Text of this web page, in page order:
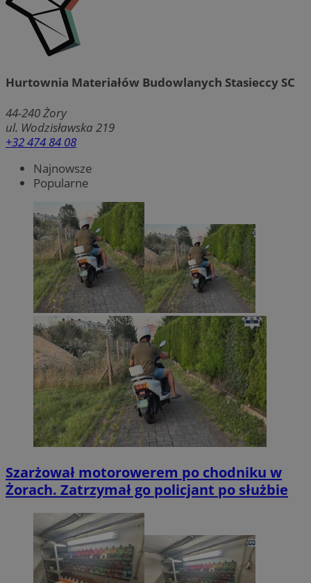
Hurtownia Materiałów Budowlanych Stasieccy SC
44-240Żory
ul. Wodzisławska 219
+32 474 84 08
Najnowsze
Popularne
Szarżował motorowerem po chodniku w
Żorach. Zatrzymał go policjant po służbie